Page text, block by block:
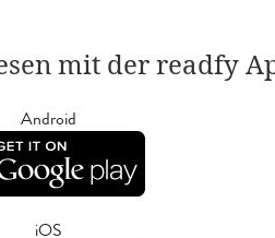
mit der readfy
Android
iOS